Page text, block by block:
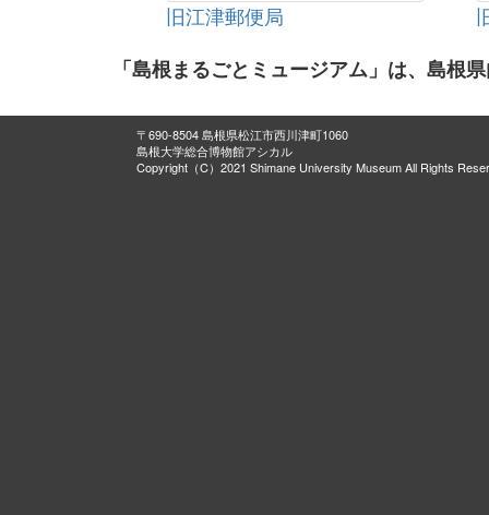
旧江津郵便局
「島根まるごとミュージアム」は、島根
〒690-8504 島根県松江市西川津町1060
島根大学総合博物館アシカル
Copyright（C）2021 Shimane University Museum All Rights